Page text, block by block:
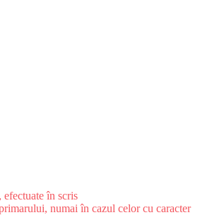
în scris
numai în cazul celor cu caracter